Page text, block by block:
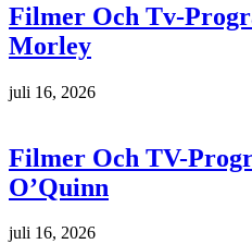
Filmer Och Tv-
Morley
juli 16, 2026
Filmer Och TV-
O’Quinn
juli 16, 2026